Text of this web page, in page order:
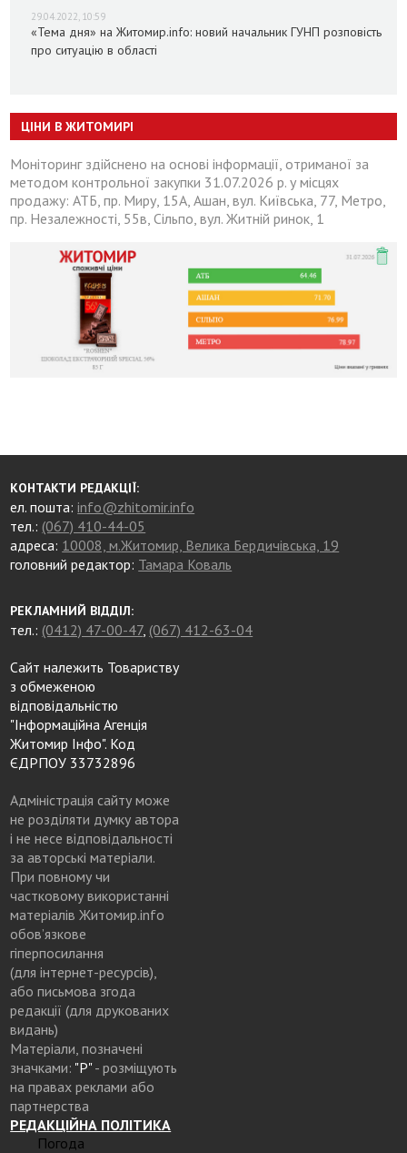
29.04.2022, 10:59
«Тема дня» на Житомир.info: новий начальник ГУНП розповість
про ситуацію в області
ЦІНИ В ЖИТОМИРІ
Моніторинг здійснено на основі інформації, отриманої за
методом контрольної закупки 31.07.2026 р. у місцях
продажу: АТБ, пр. Миру, 15А, Ашан, вул. Київська, 77, Метро,
пр. Незалежності, 55в, Сільпо, вул. Житній ринок, 1
КОНТАКТИ РЕДАКЦІЇ:
ел. пошта:info@zhitomir.info
тел.: (067) 410-44-05
адреса: 10008, м.Житомир, Велика Бердичівська, 19
головний редактор: Тамара Коваль
РЕКЛАМНИЙ ВІДДІЛ:
тел.: (0412) 47-00-47, (067) 412-63-04
Сайт належить Товариству
з обмеженою
відповідальністю
"Інформаційна Агенція
Житомир Інфо". Код
ЄДРПОУ 33732896
Адміністрація сайту може
не розділяти думку автора
і не несе відповідальності
за авторські матеріали.
При повному чи
частковому використанні
матеріалів Житомир.info
обов’язкове
гіперпосилання
(для інтернет-ресурсів),
або письмова згода
редакції (для друкованих
видань)
Матеріали, позначені
значками: "Р"- розміщують
на правах реклами або
партнерства
РЕДАКЦІЙНА ПОЛІТИКА
Погода